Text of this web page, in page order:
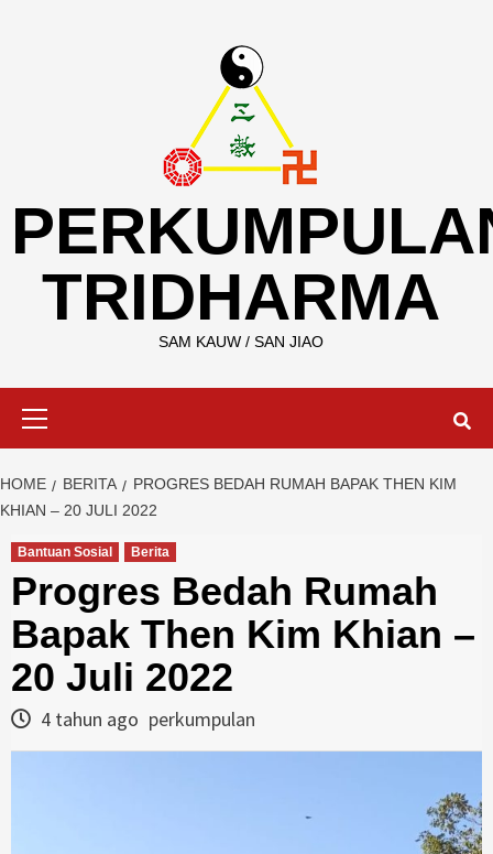
TRIDHARMA
SAM KAUW / SAN JIAO
HOME BERITA
PROGRES BEDAH RUMAH BAPAK THEN KIM
KHIAN – 20 JULI 2022
Bantuan Sosial Berita
Progres Bedah Rumah
Bapak Then Kim Khian –
20 Juli 2022
4 tahun ago perkumpulan